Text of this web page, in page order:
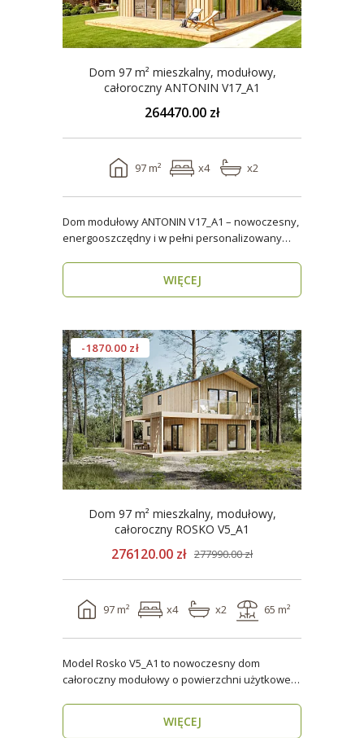
Dom 97 m² mieszkalny, modułowy,
całoroczny ANTONIN V17_A1
264470.00 zł
97 m² x4 x2
Dom modułowy ANTONIN V17_A1 – nowoczesny,
energooszczędny i w pełni personalizowany
WIĘCEJ
-1870.00 zł
Dom 97 m² mieszkalny, modułowy,
całoroczny ROSKO V5_A1
276120.00 zł 277990.00 zł
97 m² x4 x2 65 m²
Model Rosko V5_A1 to nowoczesny dom
całoroczny modułowy o powierzchni użytkowej
WIĘCEJ